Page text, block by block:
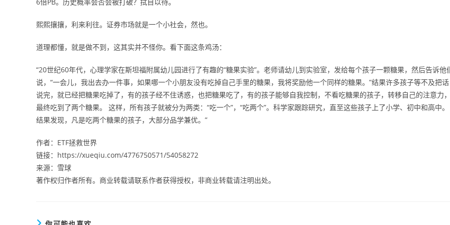
熙熙攘攘，利来利往。证券市场就是一个小社会，然也。
道理都懂，就是做不到，这其实并不怪你。看下面这条鸡汤：
“20世纪60年代，心理学家在斯坦福附属幼儿园进行了有趣的“糖果实验”。老师请幼儿到实验室，发给每个孩子一颗糖果，然后告诉他
说，“一会儿，我出去办一件事，如果哪一个小朋友没有吃掉自己手里的糖果，我将奖励他一个同样的糖果。”结果许多孩子等不及把话
说完，就已经把糖果吃掉了，有的孩子经不住诱惑，也把糖果吃了，有的孩子能够自我控制，不看吃糖果的孩子，转移自己的注意力，
最终吃到了两个糖果。 这样，所有孩子就被分为两类：“吃一个”，“吃两个”。科学家跟踪研究，直至这些孩子上了小学、初中和高中。
结果发现，凡是吃两个糖果的孩子，大部分品学兼优。”
作者：ETF拯救世界
链接：https://xueqiu.com/4776750571/54058272
来源：雪球
著作权归作者所有。商业转载请联系作者获得授权，非商业转载请注明出处。